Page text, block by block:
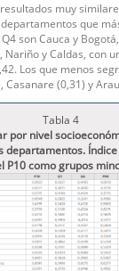
muy
departamentos que
son Cauca y
Nariño y Caldas, con
Los que menos
Casanare (0,31) y
Tabla 4
por nivel
departamentos.
P10 como grupos